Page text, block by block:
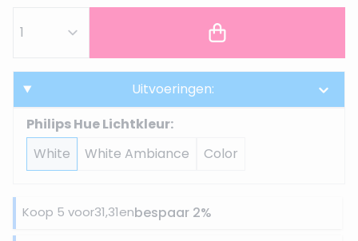
Uitvoeringen:
Philips Hue Lichtkleur:
White
White Ambiance Color
Koop 5 voor31,31enbespaar 2%